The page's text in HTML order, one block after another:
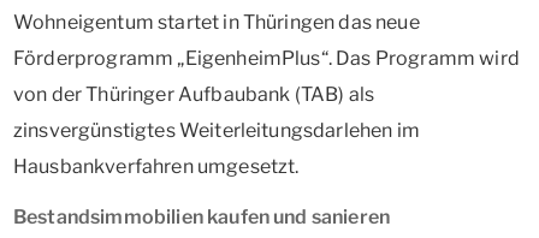
Wohneigentum startet in Thüringen das neue
Förderprogramm „EigenheimPlus“. Das Programm wird
von der Thüringer Aufbaubank (TAB) als
zinsvergünstigtes Weiterleitungsdarlehen im
Hausbankverfahren umgesetzt.
Bestandsimmobilien kaufen und sanieren